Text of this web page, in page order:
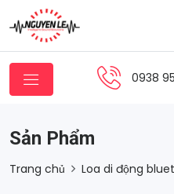
0938
Sản Phẩm
Trang chủ Loa di động